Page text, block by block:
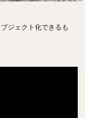
ジェクト化できるも